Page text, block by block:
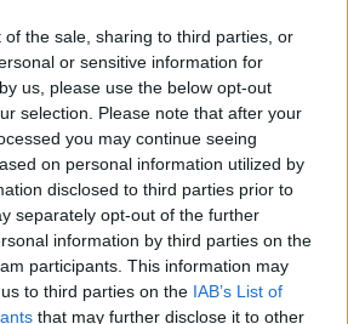
of the sale, sharing to third parties, or
or sensitive information for
us, please use the below opt-out
selection. Please note that after your
you may continue seeing
on personal information utilized by
disclosed to third parties prior to
separately opt-out of the further
information by third parties on the
participants. This information may
to third parties on the IAB’s List of
that may further disclose it to other
nem idegen a cannes-i
az amerikai színésznő az
többször is megjelent a
– és minden egyes
elsöprő és stílusos